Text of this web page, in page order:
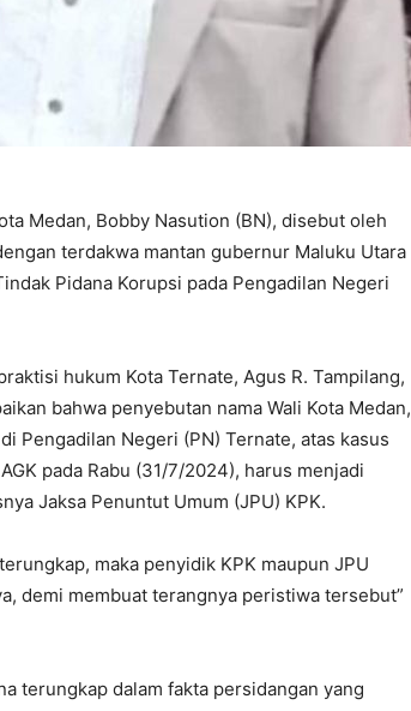
Medan, Bobby Nasution (BN), disebut oleh
terdakwa mantan gubernur Maluku Utara
Pidana Korupsi pada Pengadilan Negeri
hukum Kota Ternate, Agus R. Tampilang,
bahwa penyebutan nama Wali Kota Medan,
Pengadilan Negeri (PN) Ternate, atas kasus
pada Rabu (31/7/2024), harus menjadi
Jaksa Penuntut Umum (JPU) KPK.
maka penyidik KPK maupun JPU
demi membuat terangnya peristiwa tersebut”
terungkap dalam fakta persidangan yang